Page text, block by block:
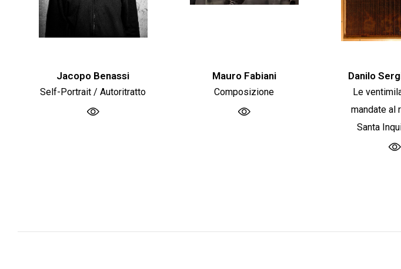
Jacopo Benassi
Self-Portrait / Autoritratto
Mauro Fabiani
Composizione
Danilo
Le
mandate al
Santa